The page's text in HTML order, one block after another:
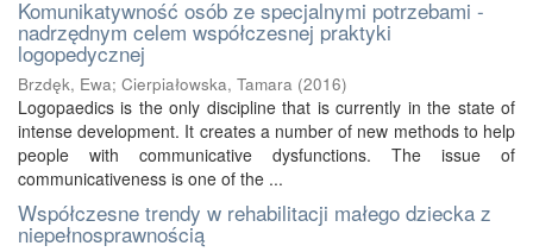
Komunikatywność osób ze specjalnymi potrzebami -
nadrzędnym celem współczesnej praktyki
logopedycznej
Brzdęk, Ewa; Cierpiałowska, Tamara (2016)
Logopaedics is the only discipline that is currently in the state of
intense development. It creates a number of new methods to help
people with communicative dysfunctions. The issue of
communicativeness is one of the ...
Współczesne trendy w rehabilitacji małego dziecka z
niepełnosprawnością